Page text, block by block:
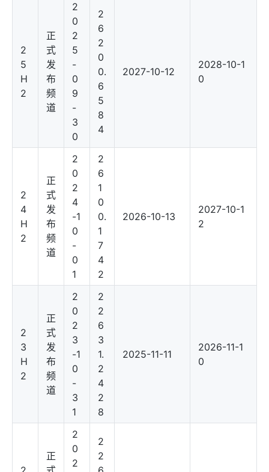
2
5
H
2
正
式
发
布
频
道
2
0
2
5
-
0
9
-
3
0
2
6
2
0
0.
6
5
8
4
2027-10-12
2028-10-1
0
2
4
H
2
正
式
发
布
频
道
2
0
2
4
-1
0
-
0
1
2
6
1
0
0.
1
7
4
2
2026-10-13
2027-10-1
2
2
3
H
2
正
式
发
布
频
道
2
0
2
3
-1
0
-
3
1
2
2
6
3
1.
2
4
2
8
2025-11-11
2026-11-1
0
正
2
0
2
2
2